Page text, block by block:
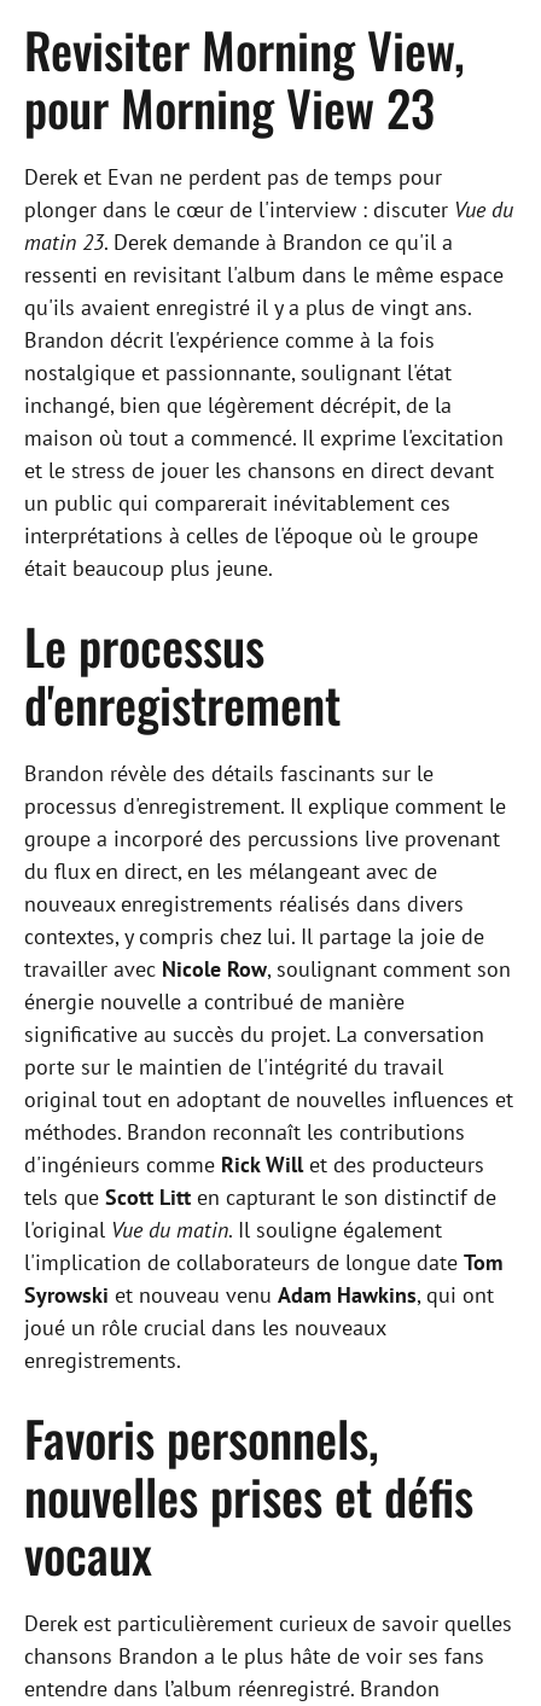
Revisiter Morning View,
pour Morning View 23
Derek et Evan ne perdent pas de temps pour
plonger dans le cœur de l'interview : discuter Vue du
matin 23. Derek demande à Brandon ce qu'il a
ressenti en revisitant l'album dans le même espace
qu'ils avaient enregistré il y a plus de vingt ans.
Brandon décrit l'expérience comme à la fois
nostalgique et passionnante, soulignant l'état
inchangé, bien que légèrement décrépit, de la
maison où tout a commencé. Il exprime l'excitation
et le stress de jouer les chansons en direct devant
un public qui comparerait inévitablement ces
interprétations à celles de l'époque où le groupe
était beaucoup plus jeune.
Le processus
d'enregistrement
Brandon révèle des détails fascinants sur le
processus d'enregistrement. Il explique comment le
groupe a incorporé des percussions live provenant
du flux en direct, en les mélangeant avec de
nouveaux enregistrements réalisés dans divers
contextes, y compris chez lui. Il partage la joie de
travailler avec Nicole Row, soulignant comment son
énergie nouvelle a contribué de manière
significative au succès du projet. La conversation
porte sur le maintien de l'intégrité du travail
original tout en adoptant de nouvelles influences et
méthodes. Brandon reconnaît les contributions
d'ingénieurs comme Rick Willet des producteurs
tels que Scott Litt en capturant le son distinctif de
l'original Vue du matin. Il souligne également
l'implication de collaborateurs de longue date Tom
Syrowski et nouveau venu Adam Hawkins, qui ont
joué un rôle crucial dans les nouveaux
enregistrements.
Favoris personnels,
nouvelles prises et défis
vocaux
Derek est particulièrement curieux de savoir quelles
chansons Brandon a le plus hâte de voir ses fans
entendre dans l’album réenregistré. Brandon